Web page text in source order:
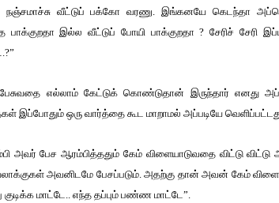
வீட்டுப் பக்கோ வரணு. இங்கனயே கெடந்தா
இல்ல வீட்டுப் போயி பாக்குறதா ? சேரிச் சேரி
எல்லாம் கேட்டுக் கொண்டுதான் இருந்தார் எனது
இப்போதும் ஒரு வார்த்தை கூட மாறாமல் அப்படியே
அவர் பேச ஆரம்பித்ததும் கேம் விளையாடுவதை விட்டு
அவனிடமே பேசப்படும். அதற்கு தான் அவன் கேம்
குடிக்க மாட்டே.. எந்த தப்பும் பண்ண மாட்டே”.